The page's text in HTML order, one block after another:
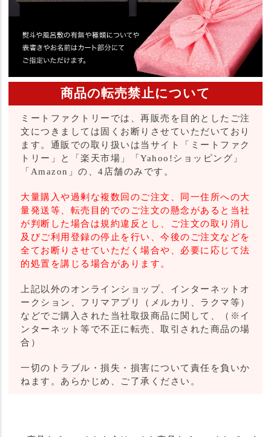
商品の転売禁止について
ミートファクトリーでは、再販売を目的としたご注
文につきましては固くお断りさせていただいており
ます。通販での取り扱いは当サイト「ミートファク
トリー」と「楽天市場」「Yahoo!ショッピング」
「Amazon」の、4店舗のみです。
大量購入や過剰な複数回のご注文、同一住所への大
量発送等、転売目的でのご注文の懸念があると当社
が判断した場合は規約違反とし、ご注文の取り消し
及びご利用登録の停止を行い、今後のご注文などを
全てお断りさせていただく場合や、必要に応じて法
的処置を講じる場合があります。
上記以外のオンラインショップ、インターネットオ
ークション、フリマアプリ（メルカリ、ラクマ等）
などでご購入された当社取扱商品に関して、（※イ
ンターネット等で不正に転売、取引された商品の場
合）
一切のトラブル・損失・損害について責任を負いか
ねます。あらかじめ、ご了承ください。